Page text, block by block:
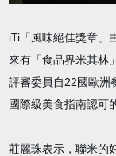
iTi「風味絕佳獎章」
來有「食品界米其林
評審委員自22國歐洲
國際級美食指南認可
莊麗珠表示，聯米的